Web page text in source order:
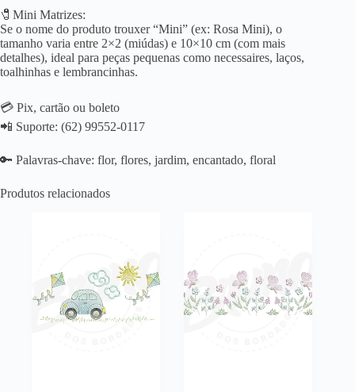
🧷Mini Matrizes:
Se o nome do produto trouxer “Mini” (ex: Rosa Mini), o
tamanho varia entre 2×2 (miúdas) e 10×10 cm (com mais
detalhes), ideal para peças pequenas como necessaires, laços,
toalhinhas e lembrancinhas.
💳 Pix, cartão ou boleto
📲 Suporte: (62) 99552-0117
🔑 Palavras-chave: flor, flores, jardim, encantado, floral
Produtos relacionados